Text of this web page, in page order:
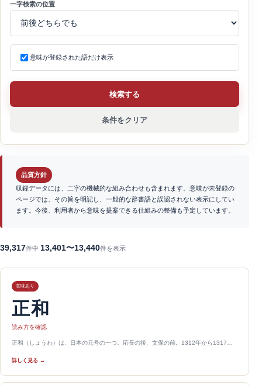
一字検索の位置
意味が登録された語だけ表示
検索する
条件をクリア
品質方針
収録データには、二字の機械的な組み合わせも含まれます。意味が未登録の
ページでは、その旨を明記し、一般的な辞書語と誤認されない表示にしてい
ます。今後、利用者から意味を提案できる仕組みの整備も予定しています。
39,317件中 13,401〜13,440件を表示
意味あり
正和
読み方を確認
正和（しょうわ）は、日本の元号の一つ。応長の後、文保の前。1312年から1317…
詳しく見る →